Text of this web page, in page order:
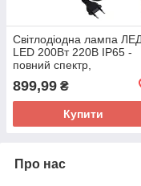
Світлодіодна лампа
LED 200Вт 220В IP65 -
повний спектр,
899,99 ₴
Купити
Про нас